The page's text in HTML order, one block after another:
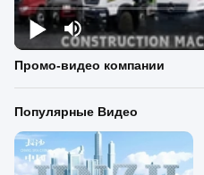
Промо-видео компании
Популярные Видео